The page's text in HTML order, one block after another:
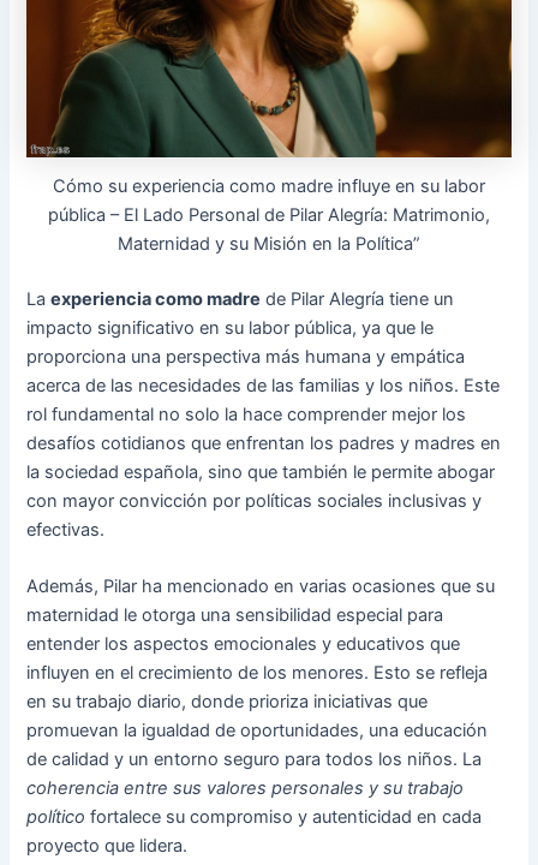
Cómo su experiencia como madre influye en su labor
pública – El Lado Personal de Pilar Alegría: Matrimonio,
Maternidad y su Misión en la Política”
Laexperiencia como madre de Pilar Alegría tiene un
impacto significativo en su labor pública, ya que le
proporciona una perspectiva más humana y empática
acerca de las necesidades de las familias y los niños. Este
rol fundamental no solo la hace comprender mejor los
desafíos cotidianos que enfrentan los padres y madres en
la sociedad española, sino que también le permite abogar
con mayor convicción por políticas sociales inclusivas y
efectivas.
Además, Pilar ha mencionado en varias ocasiones que su
maternidad le otorga una sensibilidad especial para
entender los aspectos emocionales y educativos que
influyen en el crecimiento de los menores. Esto se refleja
en su trabajo diario, donde prioriza iniciativas que
promuevan la igualdad de oportunidades, una educación
de calidad y un entorno seguro para todos los niños. La
coherencia entre sus valores personales y su trabajo
político fortalece su compromiso y autenticidad en cada
proyecto que lidera.